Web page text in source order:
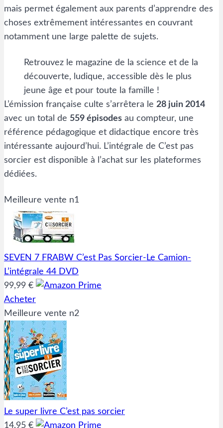
mais permet également aux parents d’apprendre des
choses extrêmement intéressantes en couvrant
notamment une large palette de sujets.
Retrouvez le magazine de la science et de la
découverte, ludique, accessible dès le plus
jeune âge et pour toute la famille !
L’émission française culte s’arrêtera le 28 juin 2014
avec un total de 559 épisodes au compteur, une
référence pédagogique et didactique encore très
intéressante aujourd’hui. L’intégrale de C’est pas
sorcier est disponible à l’achat sur les plateformes
dédiées.
Meilleure vente n1
SEVEN 7 FRABW C’est Pas Sorcier-Le Camion-
L’intégrale 44 DVD
99,99 €
Acheter
Meilleure vente n2
Le super livre C’est pas sorcier
14,95 €